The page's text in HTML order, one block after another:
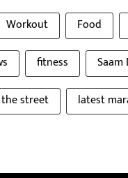
Workout Food
fitness
street
latest